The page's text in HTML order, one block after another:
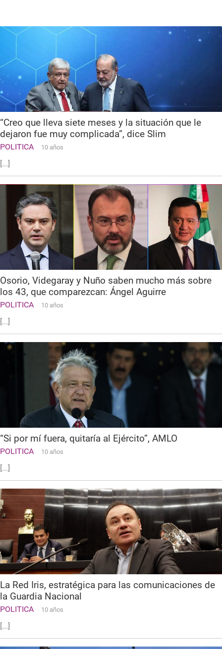
“Creo que lleva siete meses y la situación que le
dejaron fue muy complicada”, dice Slim
POLITICA 10 años
[...]
Osorio, Videgaray y Nuño saben mucho más sobre
los 43, que comparezcan: Ángel Aguirre
POLITICA 10 años
[...]
“Si por mí fuera, quitaría al Ejército”, AMLO
POLITICA 10 años
[...]
La Red Iris, estratégica para las comunicaciones de
la Guardia Nacional
POLITICA 10 años
[...]